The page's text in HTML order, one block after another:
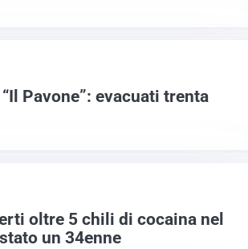
Pavone”: evacuati trenta
oltre 5 chili di cocaina nel
un 34enne